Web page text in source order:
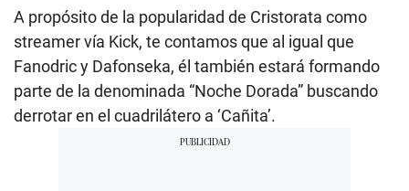
A propósito de la popularidad de Cristorata como
streamer vía Kick, te contamos que al igual que
Fanodric y Dafonseka, él también estará formando
parte de la denominada “Noche Dorada” buscando
derrotar en el cuadrilátero a ‘Cañita’.